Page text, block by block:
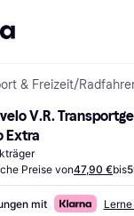
& Freizeit/
V.R.
Extra
Preise von47,90 €bis
mit